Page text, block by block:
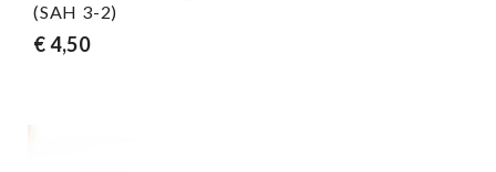
(SAH 3-2)
€ 4,50